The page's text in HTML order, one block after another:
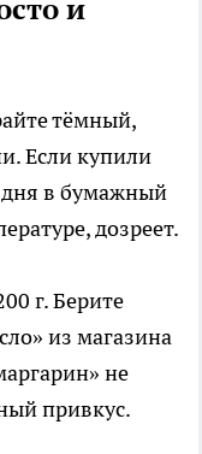
и
тёмный,
Если купили
в бумажный
дозреет.
г. Берите
из магазина
не
привкус.